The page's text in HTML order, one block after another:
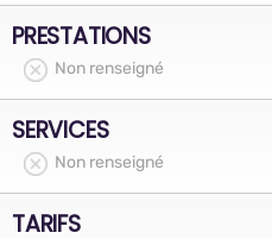
PRESTATIONS
Non renseigné
SERVICES
Non renseigné
TARIFS